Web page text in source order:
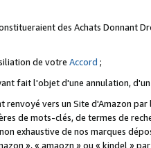
des Achats Donnant
de votre Accord ;
fait l'objet d'une annulation,
renvoyé vers un Site d'Amazon
de mots-clés, de termes de
exhaustive de nos marques
», « amaozn » ou « kindel »